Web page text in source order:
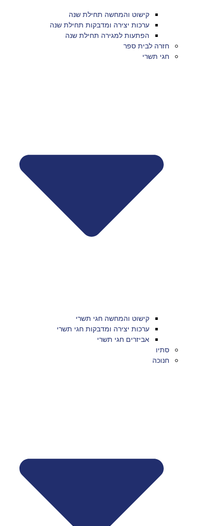
קישוט והמחשה תחילת שנה
ערכות יצירה ומדבקות תחילת שנה
הפתעות למגירה תחילת שנה
חזרה לבית ספר
חגי תשרי
קישוט והמחשה חגי תשרי
ערכות יצירה ומדבקות חגי תשרי
אביזרים חגי תשרי
סתיו
חנוכה